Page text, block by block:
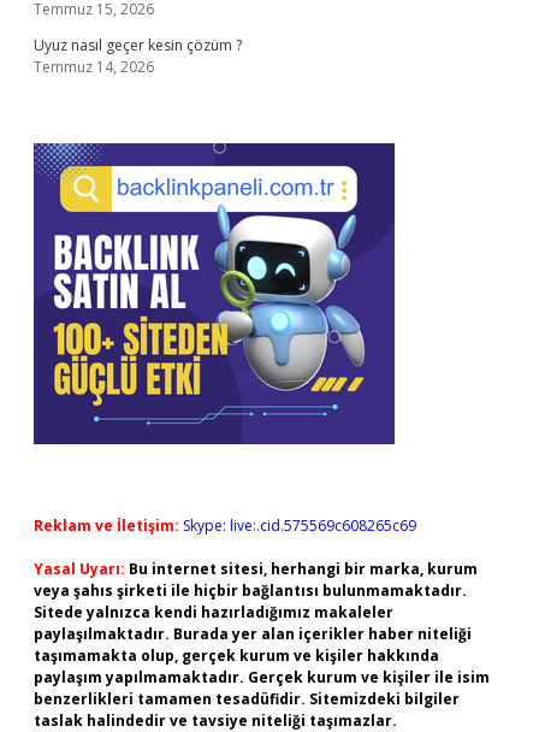
Temmuz 15, 2026
Uyuz nasıl geçer kesin çözüm ?
Temmuz 14, 2026
Reklam ve İletişim: Skype: live:.cid.575569c608265c69
Yasal Uyarı: Bu internet sitesi, herhangi bir marka, kurum
veya şahıs şirketi ile hiçbir bağlantısı bulunmamaktadır.
Sitede yalnızca kendi hazırladığımız makaleler
paylaşılmaktadır. Burada yer alan içerikler haber niteliği
taşımamakta olup, gerçek kurum ve kişiler hakkında
paylaşım yapılmamaktadır. Gerçek kurum ve kişiler ile isim
benzerlikleri tamamen tesadüfidir. Sitemizdeki bilgiler
taslak halindedir ve tavsiye niteliği taşımazlar.